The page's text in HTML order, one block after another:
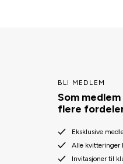
BLI MEDLEM
Som
flere
Eksklusive
Alle kvitteringer
Invitasjoner til